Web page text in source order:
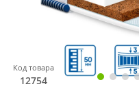
Код товара
12754